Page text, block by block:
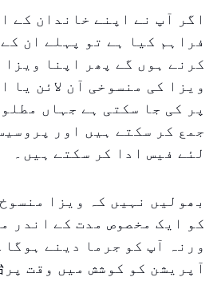
اگر آپ نے اپنے خاندان کے
فراہم کیا ہے تو پہلے ان
کرنے ہوں گے پھر اپنا ویزا
ویزا کی منسوخی آن لائن یا
پر کی جا سکتی ہے جہاں
جمع کر سکتے ہیں اور
لئے فیس ادا کر سکتے ہیں۔
بھولیں نہیں کہ ویزا
کو ایک مخصوص مدت کے اندر
ورنہ آپ کو جرما دینے